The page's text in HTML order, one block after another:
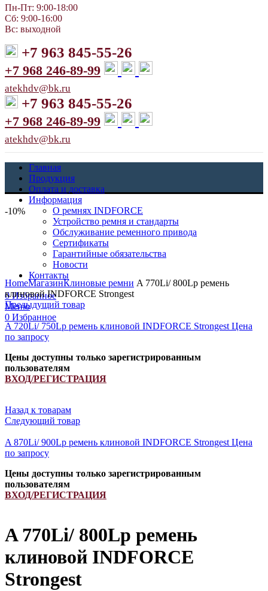
Пн-Пт: 9:00-18:00
Сб: 9:00-16:00
Вс: выходной
+7 963 845-55-26
+7 968 246-89-99
atekhdv@bk.ru
+7 963 845-55-26
+7 968 246-89-99
atekhdv@bk.ru
Главная
Продукция
Оплата и доставка
Информация
О ремнях INDFORCE
Устройство ремня и стандарты
Обслуживание ременного привода
Сертификаты
Гарантийные обязательства
Новости
Контакты
0Избранное
Меню
0 Избранное
-10%
Увеличить
HomeМагазинКлиновые ремни A 770Li/ 800Lp ремень
клиновой INDFORCE Strongest
Предыдущий товар
A 720Li/ 750Lp ремень клиновой INDFORCE Strongest Цена
по запросу
Цены доступны только зарегистрированным
пользователям
ВХОД/РЕГИСТРАЦИЯ
Назад к товарам
Следующий товар
A 870Li/ 900Lp ремень клиновой INDFORCE Strongest Цена
по запросу
Цены доступны только зарегистрированным
пользователям
ВХОД/РЕГИСТРАЦИЯ
A 770Li/ 800Lp ремень
клиновой INDFORCE
Strongest